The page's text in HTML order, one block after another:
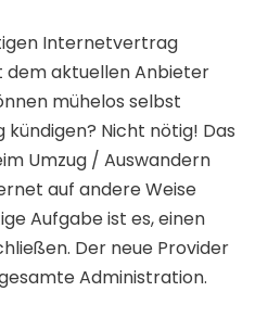
Internetvertrag
dem aktuellen Anbieter
mühelos selbst
kündigen? Nicht nötig! Das
Umzug / Auswandern
auf andere Weise
Aufgabe ist es, einen
Der neue Provider
Administration.